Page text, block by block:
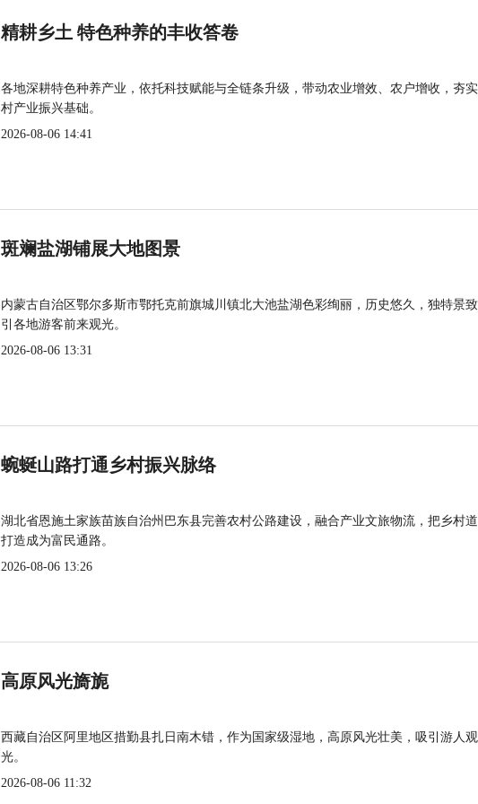
精耕乡土 特色种养的丰收答卷
各地深耕特色种养产业，依托科技赋能与全链条升级，带动农业增效、农户增收，夯
村产业振兴基础。
2026-08-06 14:41
斑斓盐湖铺展大地图景
内蒙古自治区鄂尔多斯市鄂托克前旗城川镇北大池盐湖色彩绚丽，历史悠久，独特景
引各地游客前来观光。
2026-08-06 13:31
蜿蜒山路打通乡村振兴脉络
湖北省恩施土家族苗族自治州巴东县完善农村公路建设，融合产业文旅物流，把乡村
打造成为富民通路。
2026-08-06 13:26
高原风光旖旎
西藏自治区阿里地区措勤县扎日南木错，作为国家级湿地，高原风光壮美，吸引游人观
光。
2026-08-06 11:32